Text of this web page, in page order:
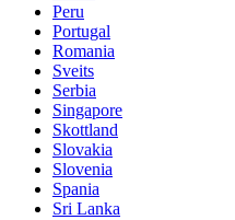
Peru
Portugal
Romania
Sveits
Serbia
Singapore
Skottland
Slovakia
Slovenia
Spania
Sri Lanka